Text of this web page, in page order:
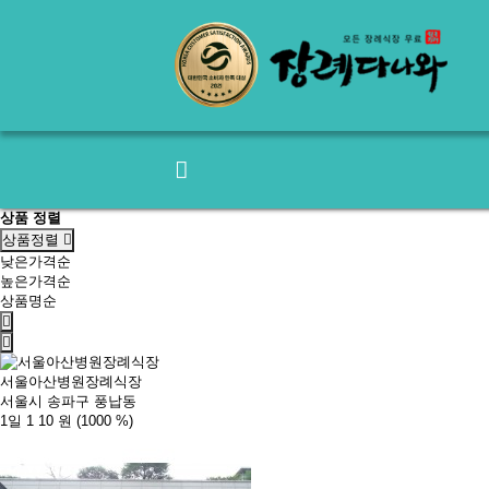
상품 정렬
상품정렬
낮은가격순
높은가격순
상품명순
서울아산병원장례식장
서울시 송파구 풍납동
1일 1 10 원 (1000 %)